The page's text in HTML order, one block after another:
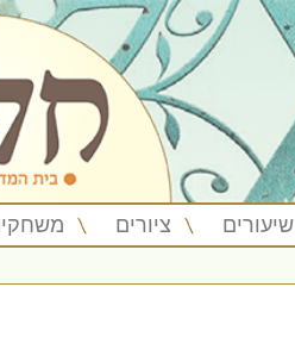
שיעורים ציורים